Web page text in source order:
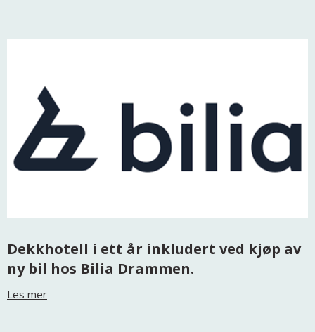
Dekkhotell i ett år inkludert ved kjøp av
ny bil hos Bilia Drammen.
Les mer